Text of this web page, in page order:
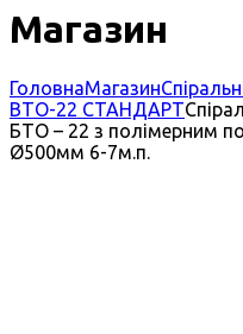
Магазин
ГоловнаМагазин
BTO-22 СТАНДАРТ
БТО – 22 з полімерним
Ø500мм 6-7м.п.